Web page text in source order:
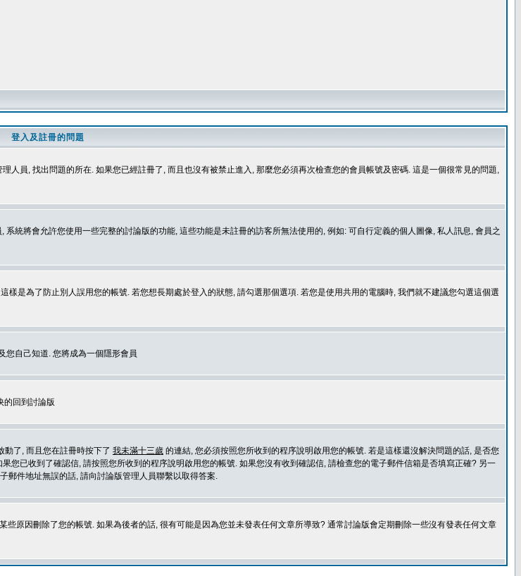
登入及註冊的問題
員, 找出問題的所在. 如果您已經註冊了, 而且也沒有被禁止進入, 那麼您必須再次檢查您的會員帳號及密碼. 這是一個很常見的問題,
統將會允許您使用一些完整的討論版的功能, 這些功能是未註冊的訪客所無法使用的, 例如: 可自行定義的個人圖像, 私人訊息, 會員之
樣是為了防止別人誤用您的帳號. 若您想長期處於登入的狀態, 請勾選那個選項. 若您是使用共用的電腦時, 我們就不建議您勾選這個選
您自己知道. 您將成為一個隱形會員
的回到討論版
動了, 而且您在註冊時按下了 我未滿十三歲 的連結, 您必須按照您所收到的程序說明啟用您的帳號. 若是這樣還沒解決問題的話, 是否您
已收到了確認信, 請按照您所收到的程序說明啟用您的帳號. 如果您沒有收到確認信, 請檢查您的電子郵件信箱是否填寫正確? 另一
郵件地址無誤的話, 請向討論版管理人員聯繫以取得答案.
原因刪除了您的帳號. 如果為後者的話, 很有可能是因為您並未發表任何文章所導致? 通常討論版會定期刪除一些沒有發表任何文章